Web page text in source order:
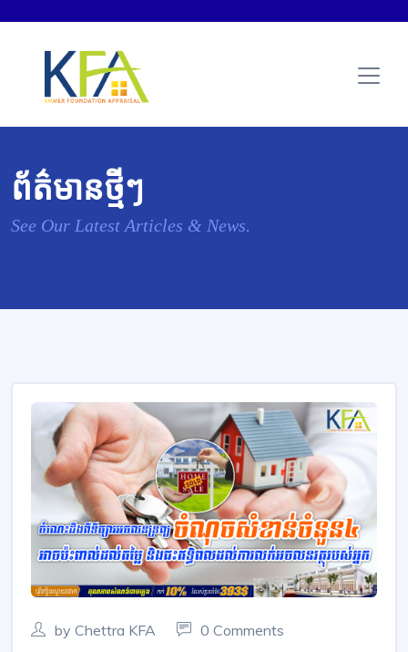
ព័ត៌មានថ្មីៗ
See Our Latest Articles & News.
by Chettra KFA 0 Comments